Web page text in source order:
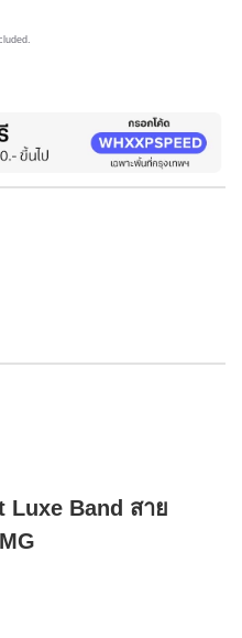
Luxe Band สาย